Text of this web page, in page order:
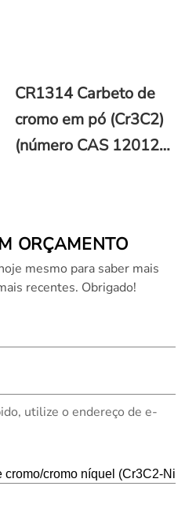
CR1314 Carbeto de
cromo em pó (Cr3C2)
(número CAS 12012-
ORÇAMENTO
mesmo para saber mais
recentes. Obrigado!
utilize o endereço de e-